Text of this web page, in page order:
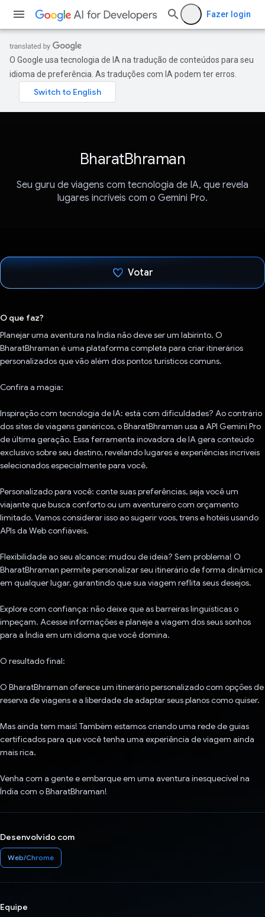
Fazer login
O Google usa tecnologia de IA na tradução de conteúdos para seu
idioma de preferência. As traduções com IA podem ter erros.
BharatBhraman
Seu guru de viagens com tecnologia de IA, que revela
lugares incríveis com o Gemini Pro.
Votar
O que faz?
Planejar uma aventura na Índia não deve ser um labirinto. O
BharatBhraman é uma plataforma completa para criar itinerários
personalizados que vão além dos pontos turísticos comuns.
Confira a magia:
Inspiração com tecnologia de IA: está com dificuldades? Ao contrário
dos sites de viagens genéricos, o BharatBhraman usa a API Gemini Pro
de última geração. Essa ferramenta inovadora de IA gera conteúdo
exclusivo sobre seu destino, revelando lugares e experiências incríveis
selecionados especialmente para você.
Personalizado para você: conte suas preferências, seja você um
viajante que busca conforto ou um aventureiro com orçamento
limitado. Vamos considerar isso ao sugerir voos, trens e hotéis usando
APIs da Web confiáveis.
Flexibilidade ao seu alcance: mudou de ideia? Sem problema! O
BharatBhraman permite personalizar seu itinerário de forma dinâmica
em qualquer lugar, garantindo que sua viagem reflita seus desejos.
Explore com confiança: não deixe que as barreiras linguísticas o
impeçam. Acesse informações e planeje a viagem dos seus sonhos
para a Índia em um idioma que você domina.
O resultado final:
O BharatBhraman oferece um itinerário personalizado com opções de
reserva de viagens e a liberdade de adaptar seus planos como quiser.
Mas ainda tem mais! Também estamos criando uma rede de guias
certificados para que você tenha uma experiência de viagem ainda
mais rica.
Venha com a gente e embarque em uma aventura inesquecível na
Índia com o BharatBhraman!
Desenvolvido com
Web/Chrome
Equipe